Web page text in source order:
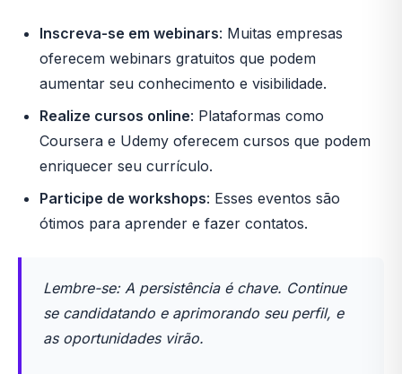
Inscreva-se em webinars: Muitas empresas
oferecem webinars gratuitos que podem
aumentar seu conhecimento e visibilidade.
Realize cursos online: Plataformas como
Coursera e Udemy oferecem cursos que podem
enriquecer seu currículo.
Participe de workshops: Esses eventos são
ótimos para aprender e fazer contatos.
Lembre-se: A persistência é chave. Continue
se candidatando e aprimorando seu perfil, e
as oportunidades virão.